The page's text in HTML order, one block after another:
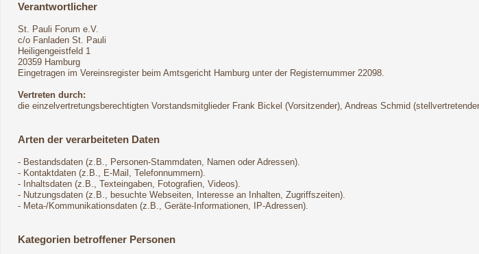
Verantwortlicher
St. Pauli Forum e.V.
c/o Fanladen St. Pauli
Heiligengeistfeld 1
20359 Hamburg
Eingetragen im Vereinsregister beim Amtsgericht Hamburg unter der Registernummer 22098.
Vertreten durch:
die einzelvertretungsberechtigten Vorstandsmitglieder Frank Bickel (Vorsitzender), Andreas Schmid
Arten der verarbeiteten Daten
- Bestandsdaten (z.B., Personen-Stammdaten, Namen oder Adressen).
- Kontaktdaten (z.B., E-Mail, Telefonnummern).
- Inhaltsdaten (z.B., Texteingaben, Fotografien, Videos).
- Nutzungsdaten (z.B., besuchte Webseiten, Interesse an Inhalten, Zugriffszeiten).
- Meta-/Kommunikationsdaten (z.B., Geräte-Informationen, IP-Adressen).
Kategorien betroffener Personen